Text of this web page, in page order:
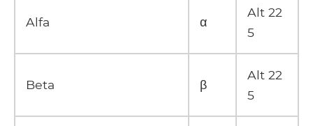
Alfa α
Alt 22
5
Beta β
Alt 22
5